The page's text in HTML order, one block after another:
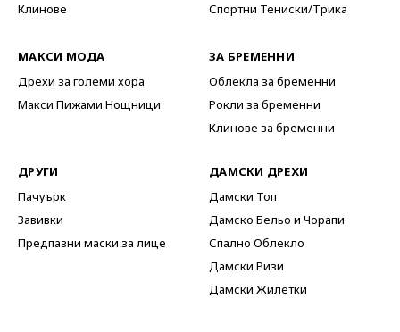
Клинове
МАКСИ МОДА
Дрехи за големи хора
Макси Пижами Нощници
Спортни Тениски/Трика
ЗА БРЕМЕННИ
Облекла за бременни
Рокли за бременни
Клинове за бременни
ДРУГИ
Пачуърк
Завивки
Предпазни маски за лице
ДАМСКИ ДРЕХИ
Дамски Топ
Дамско Бельо и Чорапи
Спално Облекло
Дамски Ризи
Дамски Жилетки